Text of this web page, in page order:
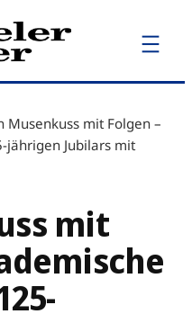
Musenkuss mit Folgen –
jährigen Jubilars mit
mit